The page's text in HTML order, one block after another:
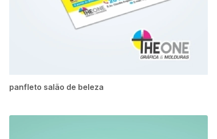
panfleto salão de beleza